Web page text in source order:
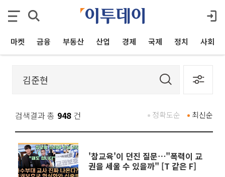
마켓 금융 부동산 산업 경제 국제 정치 사회
검색결과 총 948 건 최신순
정확도순
'참교육'이 던진 질문⋯"폭력이 교
권을 세울 수 있을까" [T 같은 F]